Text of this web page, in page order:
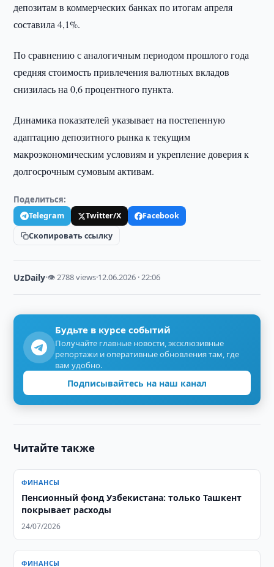
депозитам в коммерческих банках по итогам апреля
составила 4,1%.
По сравнению с аналогичным периодом прошлого года
средняя стоимость привлечения валютных вкладов
снизилась на 0,6 процентного пункта.
Динамика показателей указывает на постепенную
адаптацию депозитного рынка к текущим
макроэкономическим условиям и укрепление доверия к
долгосрочным сумовым активам.
Поделиться:
Telegram Twitter/X
Facebook
Скопировать ссылку
UzDaily·👁 2788 views·12.06.2026 · 22:06
Будьте в курсе событий
Получайте главные новости, эксклюзивные
репортажи и оперативные обновления там, где
вам удобно.
Подписывайтесь на наш канал
Читайте также
ФИНАНСЫ
Пенсионный фонд Узбекистана: только Ташкент
покрывает расходы
24/07/2026
ФИНАНСЫ